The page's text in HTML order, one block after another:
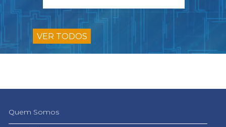
VER TODOS
Quem Somos